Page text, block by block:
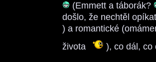
(Emmett a táborák?
došlo, že nechtěl
) a romantické
života
), co dál,